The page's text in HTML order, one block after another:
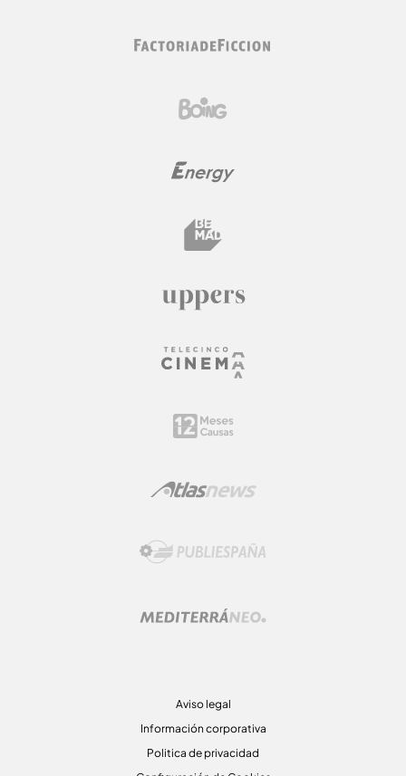
Aviso legal
Información corporativa
Politica de privacidad